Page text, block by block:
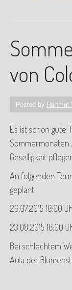
von
Posted by Hartmut
Es ist schon gute
Sommermonaten
Geselligkeit
An folgenden
geplant:
26.07.2015 18:00
23.08.2015 18:00
Bei schlechtem
Aula der